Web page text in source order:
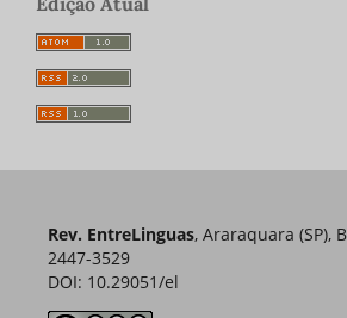
Rev. EntreLinguas, Araraquara (SP),
2447-3529
DOI: 10.29051/el